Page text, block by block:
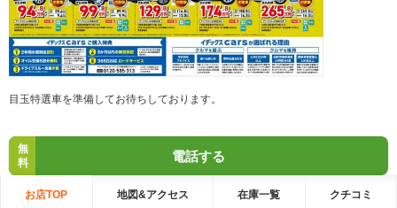
目玉特選車を準備してお待ちしております。
無
料
電話する
お店TOP 地図&アクセス 在庫一覧 クチコミ